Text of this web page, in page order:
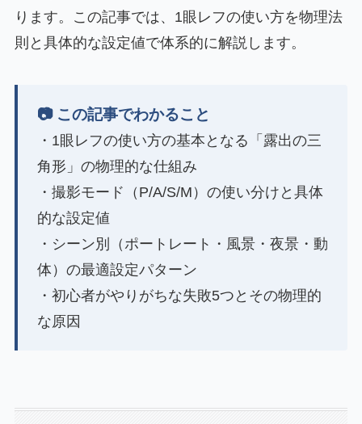
ります。この記事では、1眼レフの使い方を物理法
則と具体的な設定値で体系的に解説します。
📷 この記事でわかること
・1眼レフの使い方の基本となる「露出の三
角形」の物理的な仕組み
・撮影モード（P/A/S/M）の使い分けと具体
的な設定値
・シーン別（ポートレート・風景・夜景・動
体）の最適設定パターン
・初心者がやりがちな失敗5つとその物理的
な原因